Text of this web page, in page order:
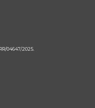
04647/2025.